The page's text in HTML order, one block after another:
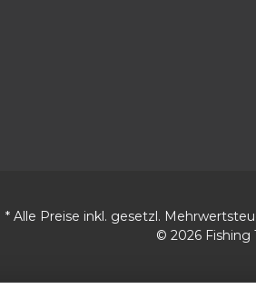
* Alle Preise inkl. gesetzl.
© 2026 Fishing